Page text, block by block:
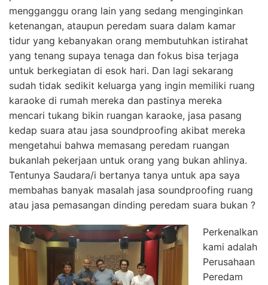
mengganggu orang lain yang sedang menginginkan
ketenangan, ataupun peredam suara dalam kamar
tidur yang kebanyakan orang membutuhkan istirahat
yang tenang supaya tenaga dan fokus bisa terjaga
untuk berkegiatan di esok hari. Dan lagi sekarang
sudah tidak sedikit keluarga yang ingin memiliki ruang
karaoke di rumah mereka dan pastinya mereka
mencari tukang bikin ruangan karaoke, jasa pasang
kedap suara atau jasa soundproofing akibat mereka
mengetahui bahwa memasang peredam ruangan
bukanlah pekerjaan untuk orang yang bukan ahlinya.
Tentunya Saudara/i bertanya tanya untuk apa saya
membahas banyak masalah jasa soundproofing ruang
atau jasa pemasangan dinding peredam suara bukan ?
Perkenalkan
kami adalah
Perusahaan
Peredam